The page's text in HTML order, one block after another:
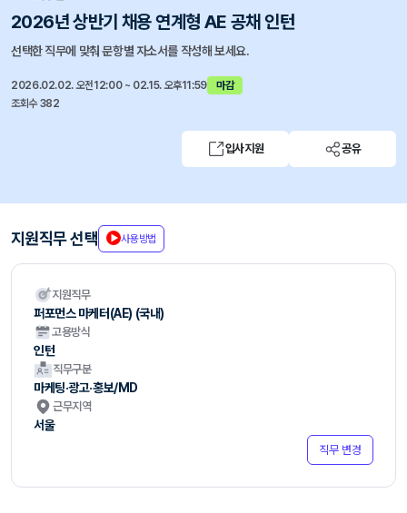
2026년 상반기 채용 연계형 AE 공채 인턴
선택한 직무에 맞춰 문항별 자소서를 작성해 보세요.
2026.02.02. 오전12:00 ~ 02.15. 오후11:59
마감
조회수 382
입사지원 공유
지원직무 선택 사용방법
지원직무
퍼포먼스 마케터(AE) (국내)
고용방식
인턴
직무구분
마케팅·광고·홍보/MD
근무지역
서울
직무 변경